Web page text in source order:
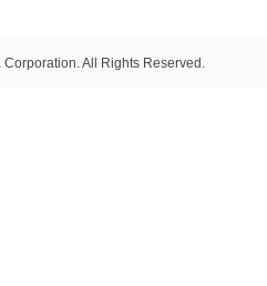
All Rights Reserved.